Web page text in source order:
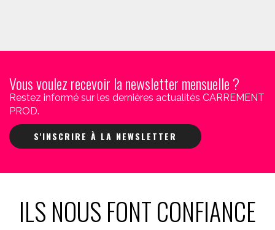
Vous voulez recevoir la newsletter mensuelle ?
Restez informé sur les dernières actualités CARREMENT
PROD.
S'INSCRIRE À LA NEWSLETTER
ILS NOUS FONT CONFIANCE